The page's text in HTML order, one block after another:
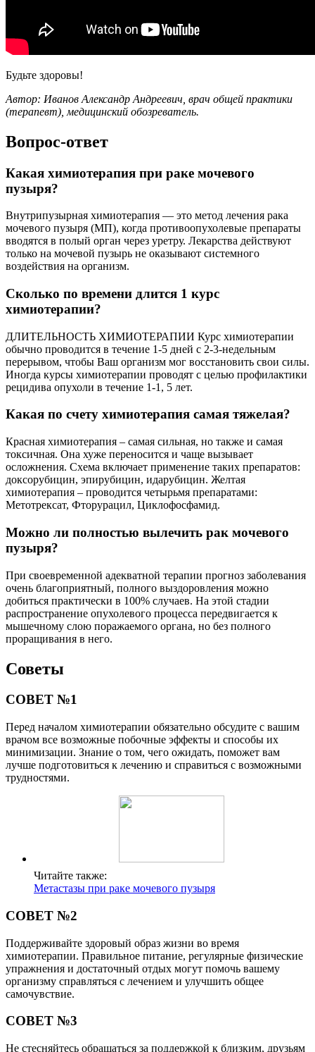
Будьте здоровы!
Автор: Иванов Александр Андреевич, врач общей практики
(терапевт), медицинский обозреватель.
Вопрос-ответ
Какая химиотерапия при раке мочевого
пузыря?
Внутрипузырная химиотерапия — это метод лечения рака
мочевого пузыря (МП), когда противоопухолевые препараты
вводятся в полый орган через уретру. Лекарства действуют
только на мочевой пузырь не оказывают системного
воздействия на организм.
Сколько по времени длится 1 курс
химиотерапии?
ДЛИТЕЛЬНОСТЬ ХИМИОТЕРАПИИ Курс химиотерапии
обычно проводится в течение 1-5 дней с 2-3-недельным
перерывом, чтобы Ваш организм мог восстановить свои силы.
Иногда курсы химиотерапии проводят с целью профилактики
рецидива опухоли в течение 1-1, 5 лет.
Какая по счету химиотерапия самая тяжелая?
Красная химиотерапия – самая сильная, но также и самая
токсичная. Она хуже переносится и чаще вызывает
осложнения. Схема включает применение таких препаратов:
доксорубицин, эпирубицин, идарубицин. Желтая
химиотерапия – проводится четырьмя препаратами:
Метотрексат, Фторурацил, Циклофосфамид.
Можно ли полностью вылечить рак мочевого
пузыря?
При своевременной адекватной терапии прогноз заболевания
очень благоприятный, полного выздоровления можно
добиться практически в 100% случаев. На этой стадии
распространение опухолевого процесса передвигается к
мышечному слою поражаемого органа, но без полного
проращивания в него.
Советы
СОВЕТ №1
Перед началом химиотерапии обязательно обсудите с вашим
врачом все возможные побочные эффекты и способы их
минимизации. Знание о том, чего ожидать, поможет вам
лучше подготовиться к лечению и справиться с возможными
трудностями.
Читайте также:
Метастазы при раке мочевого пузыря
СОВЕТ №2
Поддерживайте здоровый образ жизни во время
химиотерапии. Правильное питание, регулярные физические
упражнения и достаточный отдых могут помочь вашему
организму справляться с лечением и улучшить общее
самочувствие.
СОВЕТ №3
Не стесняйтесь обращаться за поддержкой к близким, друзьям